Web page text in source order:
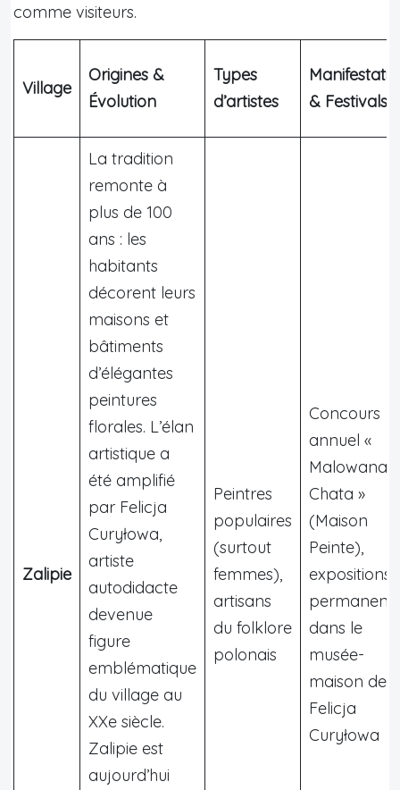
comme visiteurs.
Village
Origines &
Évolution
Types
d’artistes
& Festivals
Zalipie
La tradition
remonte à
plus de 100
ans : les
habitants
décorent leurs
maisons et
bâtiments
d’élégantes
peintures
florales. L’élan
artistique a
été amplifié
par Felicja
Curyłowa,
artiste
autodidacte
devenue
figure
emblématique
du village au
XXe siècle.
Zalipie est
aujourd’hui
Peintres
populaires
(surtout
femmes),
artisans
du folklore
polonais
Concours
annuel «
Malowana
Chata »
(Maison
Peinte),
expositions
dans le
musée-
maison de
Felicja
Curyłowa